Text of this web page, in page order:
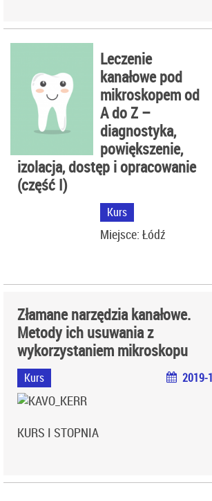
Leczenie
kanałowe pod
mikroskopem od
A do Z –
diagnostyka,
powiększenie,
izolacja, dostęp i opracowanie
(część I)
Kurs
Miejsce: Łódź
Złamane narzędzia kanałowe.
Metody ich usuwania z
wykorzystaniem mikroskopu
Kurs 2019-
KURS I STOPNIA